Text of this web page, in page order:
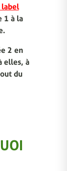
1 à la
2 en
elles, à
du